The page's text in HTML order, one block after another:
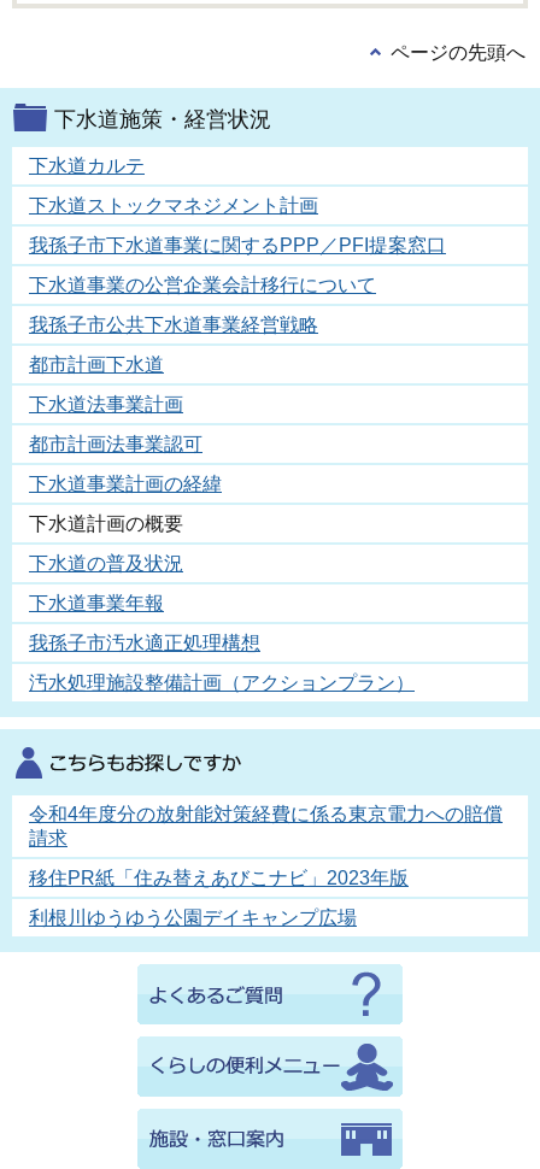
ページの先頭へ
下水道施策・経営状況
下水道カルテ
下水道ストックマネジメント計画
我孫子市下水道事業に関するPPP／PFI提案窓口
下水道事業の公営企業会計移行について
我孫子市公共下水道事業経営戦略
都市計画下水道
下水道法事業計画
都市計画法事業認可
下水道事業計画の経緯
下水道計画の概要
下水道の普及状況
下水道事業年報
我孫子市汚水適正処理構想
汚水処理施設整備計画（アクションプラン）
令和4年度分の放射能対策経費に係る東京電力への賠償
請求
移住PR紙「住み替えあびこナビ」2023年版
利根川ゆうゆう公園デイキャンプ広場